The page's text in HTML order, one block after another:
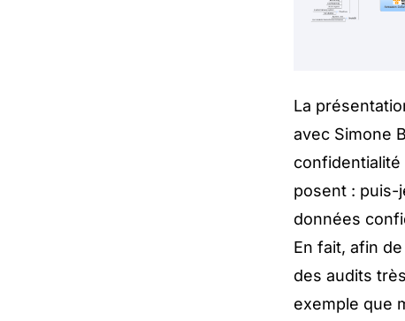
La
avec Simone
posent : puis-
données
En fait, afin
des audits
exemple que